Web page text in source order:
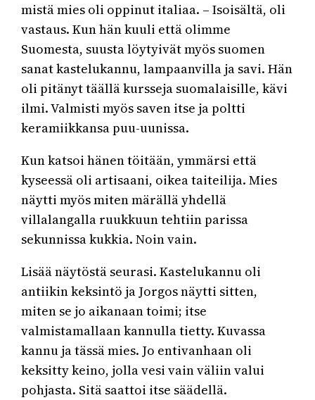
mistä mies oli oppinut italiaa. – Isoisältä, oli
vastaus. Kun hän kuuli että olimme
Suomesta, suusta löytyivät myös suomen
sanat kastelukannu, lampaanvilla ja savi. Hän
oli pitänyt täällä kursseja suomalaisille, kävi
ilmi. Valmisti myös saven itse ja poltti
keramiikkansa puu-uunissa.
Kun katsoi hänen töitään, ymmärsi että
kyseessä oli artisaani, oikea taiteilija. Mies
näytti myös miten märällä yhdellä
villalangalla ruukkuun tehtiin parissa
sekunnissa kukkia. Noin vain.
Lisää näytöstä seurasi. Kastelukannu oli
antiikin keksintö ja Jorgos näytti sitten,
miten se jo aikanaan toimi; itse
valmistamallaan kannulla tietty. Kuvassa
kannu ja tässä mies. Jo entivanhaan oli
keksitty keino, jolla vesi vain väliin valui
pohjasta. Sitä saattoi itse säädellä.